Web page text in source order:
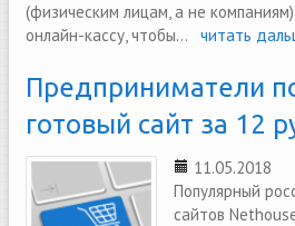
(физическим лицам, а не
онлайн-кассу, чтобы... читать
Предприниматели
готовый сайт за 12
11.05.2018
Популярный
сайтов